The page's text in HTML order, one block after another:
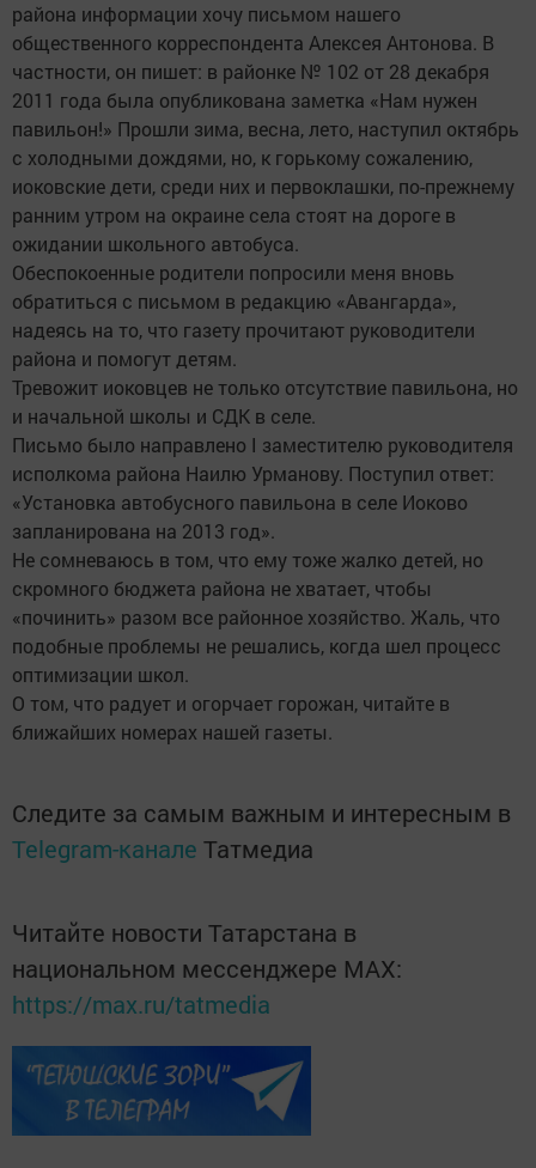
района информации хочу письмом нашего
общественного корреспондента Алексея Антонова. В
частности, он пишет: в районке № 102 от 28 декабря
2011 года была опубликована заметка «Нам нужен
павильон!» Прошли зима, весна, лето, наступил октябрь
с холодными дождями, но, к горькому сожалению,
иоковские дети, среди них и первоклашки, по-прежнему
ранним утром на окраине села стоят на дороге в
ожидании школьного автобуса.
Обеспокоенные родители попросили меня вновь
обратиться с письмом в редакцию «Авангарда»,
надеясь на то, что газету прочитают руководители
района и помогут детям.
Тревожит иоковцев не только отсутствие павильона, но
и начальной школы и СДК в селе.
Письмо было направлено I заместителю руководителя
исполкома района Наилю Урманову. Поступил ответ:
«Установка автобусного павильона в селе Иоково
запланирована на 2013 год».
Не сомневаюсь в том, что ему тоже жалко детей, но
скромного бюджета района не хватает, чтобы
«починить» разом все районное хозяйство. Жаль, что
подобные проблемы не решались, когда шел процесс
оптимизации школ.
О том, что радует и огорчает горожан, читайте в
ближайших номерах нашей газеты.
Следите за самым важным и интересным в
Telegram-канале Татмедиа
Читайте новости Татарстана в
национальном мессенджере MАХ:
https://max.ru/tatmedia